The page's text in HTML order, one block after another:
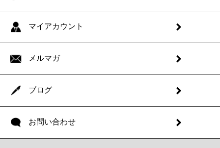
マイアカウント
メルマガ
ブログ
お問い合わせ